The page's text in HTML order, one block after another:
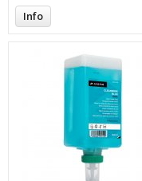
Info